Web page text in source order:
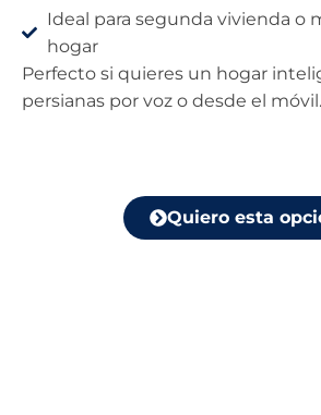
Ideal para segunda vivienda o
hogar
Perfecto si quieres un hogar
persianas por voz o desde el móvil.
Quiero esta